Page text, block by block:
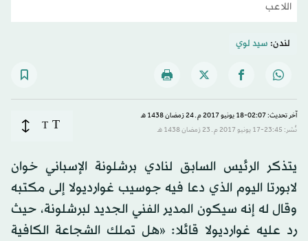
اللاعب
لندن: سيد لوي
آخر تحديث: 02:07-18 يونيو 2017 م ـ 24 رَمضان 1438 هـ
نُشر: 23:45-17 يونيو 2017 م ـ 23 رَمضان 1438 هـ
T
T
يتذكر الرئيس السابق لنادي برشلونة الإسباني خوان
لابورتا اليوم الذي دعا فيه جوسيب غوارديولا إلى مكتبه
وقال له إنه سيكون المدير الفني الجديد لبرشلونة، حيث
رد عليه غوارديولا قائلا: «هل تملك الشجاعة الكافية